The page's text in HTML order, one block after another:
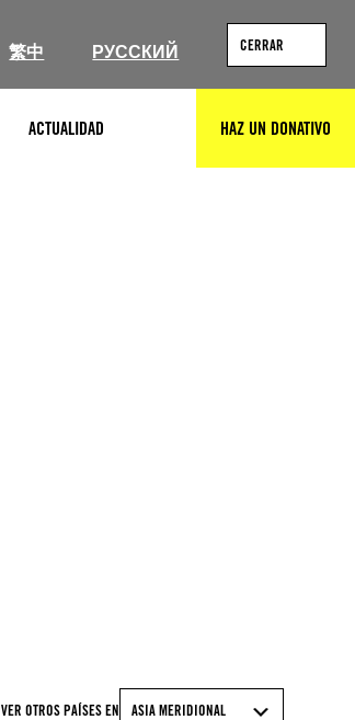
繁中 РУССКИЙ CERRAR
ACTUALIDAD HAZ UN DONATIVO
VER OTROS PAÍSES EN ASIA MERIDIONAL